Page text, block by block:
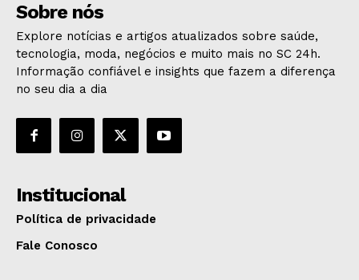
Sobre nós
Explore notícias e artigos atualizados sobre saúde,
tecnologia, moda, negócios e muito mais no SC 24h.
Informação confiável e insights que fazem a diferença
no seu dia a dia
Institucional
Política de privacidade
Fale Conosco